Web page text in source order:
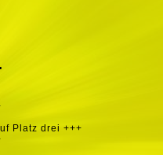
Platz drei +++